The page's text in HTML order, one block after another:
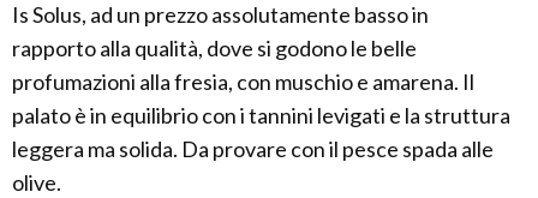
Is Solus, ad un prezzo assolutamente basso in
rapporto alla qualità, dove si godono le belle
profumazioni alla fresia, con muschio e amarena. Il
palato è in equilibrio con i tannini levigati e la struttura
leggera ma solida. Da provare con il pesce spada alle
olive.